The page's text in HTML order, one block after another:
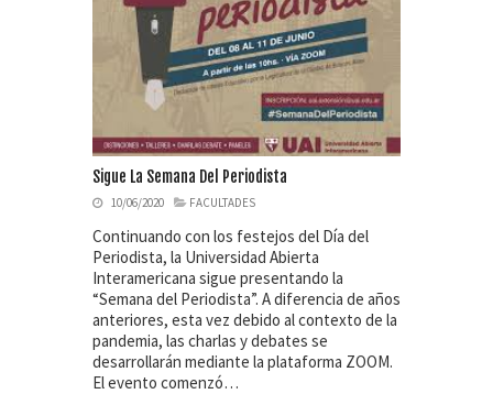
Sigue La Semana Del Periodista
10/06/2020 FACULTADES
Continuando con los festejos del Día del
Periodista, la Universidad Abierta
Interamericana sigue presentando la
“Semana del Periodista”. A diferencia de años
anteriores, esta vez debido al contexto de la
pandemia, las charlas y debates se
desarrollarán mediante la plataforma ZOOM.
El evento comenzó…